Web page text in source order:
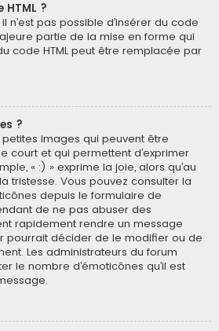
?
n’est pas possible d’insérer du code
partie de la mise en forme qui
code HTML peut être remplacée par
?
images qui peuvent être
court et qui permettent d’exprimer
« :) » exprime la joie, alors qu’au
tristesse. Vous pouvez consulter la
depuis le formulaire de
de ne pas abuser des
rapidement rendre un message
pourrait décider de le modifier ou de
Les administrateurs du forum
le nombre d’émoticônes qu’il est